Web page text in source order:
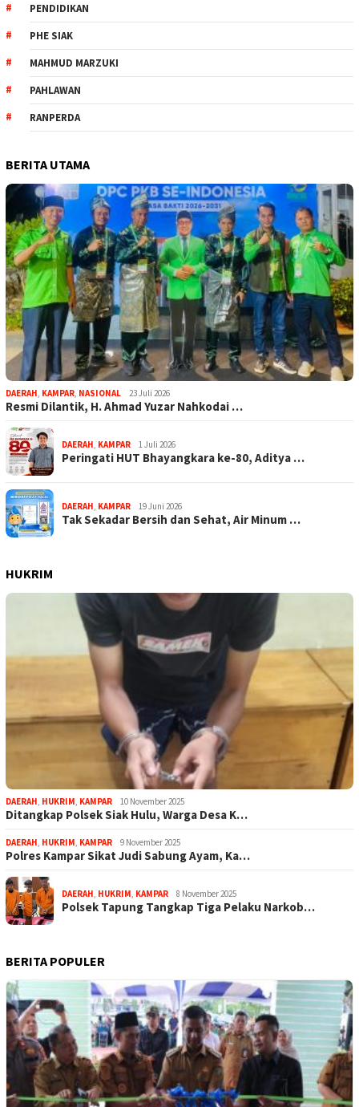
PENDIDIKAN
PHE SIAK
MAHMUD MARZUKI
PAHLAWAN
RANPERDA
BERITA UTAMA
DAERAH KAMPAR NASIONAL 23 Juli 2026
Resmi Dilantik, H. Ahmad Yuzar Nahkodai …
DAERAH KAMPAR 1 Juli 2026
Peringati HUT Bhayangkara ke-80, Aditya …
DAERAH KAMPAR 19 Juni 2026
Tak Sekadar Bersih dan Sehat, Air Minum …
HUKRIM
DAERAH, HUKRIM, KAMPAR 10 November 2025
Ditangkap Polsek Siak Hulu, Warga Desa K…
DAERAH, HUKRIM, KAMPAR 9 November 2025
Polres Kampar Sikat Judi Sabung Ayam, Ka…
DAERAH, HUKRIM, KAMPAR 8 November 2025
Polsek Tapung Tangkap Tiga Pelaku Narkob…
BERITA POPULER